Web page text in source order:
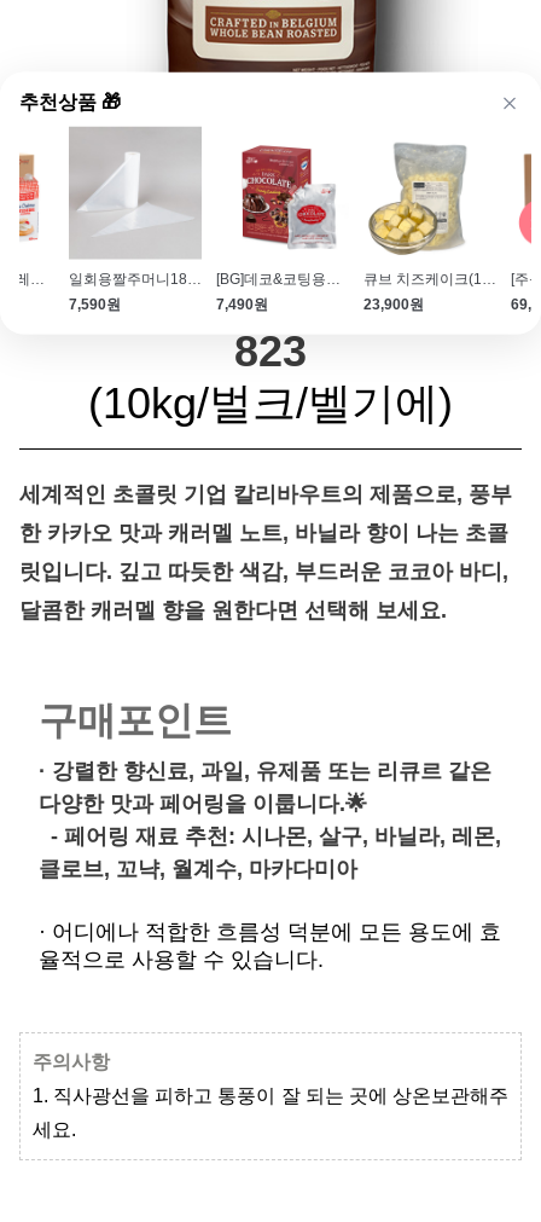
추천상품 🎁
7,590원
7,490원
23,900원
고급스러운 초콜릿의 명가, 칼리바우트
[칼리바우트] 밀크초콜릿
823
(10kg/벌크/벨기에)
세계적인 초콜릿 기업 칼리바우트의 제품으로, 풍부
한 카카오 맛과 캐러멜 노트, 바닐라 향이 나는 초콜
릿입니다. 깊고 따듯한 색감, 부드러운 코코아 바디,
달콤한 캐러멜 향을 원한다면 선택해 보세요.
구매포인트
· 강렬한 향신료, 과일, 유제품 또는 리큐르 같은
다양한 맛과 페어링을 이룹니다.🌟
- 페어링 재료 추천: 시나몬, 살구, 바닐라, 레몬,
클로브, 꼬냑, 월계수, 마카다미아
· 어디에나 적합한 흐름성 덕분에 모든 용도에 효
율적으로 사용할 수 있습니다.
주의사항
1. 직사광선을 피하고 통풍이 잘 되는 곳에 상온보관해주
세요.